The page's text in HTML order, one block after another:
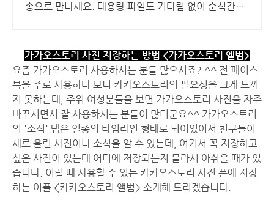
송으로 만나세요. 대용량 파일도 기다림 없이 순식간에!
카카오스토리 사진 저장하는 방법 <카카오스토리 앨범>
요즘 카카오스토리 사용하시는 분들 많으시죠? ^^ 전 페이스
북을 주로 사용하다 보니 카카오스토리의 필요성을 크게 느끼
지 못하는데, 주위 여성분들을 보면 카카오스토리 사진을 자주
바꾸시면서 잘 사용하시는 분들이 많더군요^^ 카카오스토리
의 '소식' 탭은 일종의 타임라인 형태로 되어있어서 친구들이
새로 올린 사진이나 소식을 알 수 있는데, 여기서 꼭 저장하고
싶은 사진이 있는데 어디에 저장되는지 몰라서 아쉬울 때가 있
습니다. 이럴 때 사용할 수 있는 카카오스토리 사진 폰에 저장
하는 어플 <카카오스토리 앨범> 소개해 드리겠습니다.